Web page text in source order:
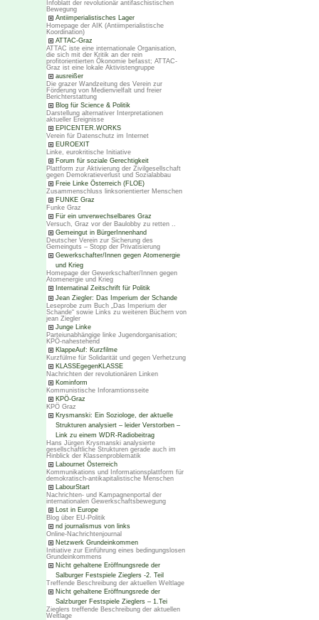
Infoblatt der revolutionär antifaschistischen
Bewegung
Antiimperialistisches Lager
Homepage der AIK (Antiimperialistische
Koordination)
ATTAC-Graz
ATTAC iste eine internationale Organisation,
die sich mit der Kritik an der rein
profitorientierten Ökonomie befasst; ATTAC-
Graz ist eine lokale Aktivistengruppe
ausreißer
Die grazer Wandzeitung des Verein zur
Förderung von Medienvielfalt und freier
Berichterstattung
Blog für Science & Politik
Darstellung alternativer Interpretationen
aktueller Ereignisse
EPICENTER.WORKS
Verein für Datenschutz im Internet
EUROEXIT
Linke, eurokritische Initiative
Forum für soziale Gerechtigkeit
Plattform zur Aktivierung der Zivilgesellschaft
gegen Demokratieverlust und Sozialabbau
Freie Linke Österreich (FLOE)
Zusammenschluss linksorientierter Menschen
FUNKE Graz
Funke Graz
Für ein unverwechselbares Graz
Versuch, Graz vor der Baulobby zu retten ..
Gemeingut in BürgerInnenhand
Deutscher Verein zur Sicherung des
Gemeinguts – Stopp der Privatisierung
Gewerkschafter/Innen gegen Atomenergie
und Krieg
Homepage der Gewerkschafter/Innen gegen
Atomenergie und Krieg
Internatinal Zeitschrift für Politik
Jean Ziegler: Das Imperium der Schande
Leseprobe zum Buch „Das Imperium der
Schande“ sowie Links zu weiteren Büchern von
jean Ziegler
Junge Linke
Parteiunabhängige linke Jugendorganisation;
KPÖ-nahestehend
KlappeAuf: Kurzfilme
Kurzfülme für Solidarität und gegen Verhetzung
KLASSEgegenKLASSE
Nachrichten der revolutionären Linken
Kominform
Kommunistische Inforamtionsseite
KPÖ-Graz
KPÖ Graz
Krysmanski: Ein Soziologe, der aktuelle
Strukturen analysiert – leider Verstorben –
Link zu einem WDR-Radiobeitrag
Hans Jürgen Krysmanski analysierte
gesellschaftliche Strukturen gerade auch im
Hinblick der Klassenproblematik
Labournet Österreich
Kommunikations und Informationsplattform für
demokratisch-antikapitalistische Menschen
LabourStart
Nachrichten- und Kampagnenportal der
internationalen Gewerkschaftsbewegung
Lost in Europe
Blog über EU-Politik
nd journalismus von links
Online-Nachrichtenjournal
Netzwerk Grundeinkommen
Initiative zur Einführung eines bedingungslosen
Grundeinkommens
Nicht gehaltene Eröffnungsrede der
Salburger Festspiele Zieglers -2. Teil
Treffende Beschreibung der aktuellen Weltlage
Nicht gehaltene Eröffnungsrede der
Salzburger Festspiele Zieglers – 1.Tei
Zieglers treffende Beschreibung der aktuellen
Weltlage